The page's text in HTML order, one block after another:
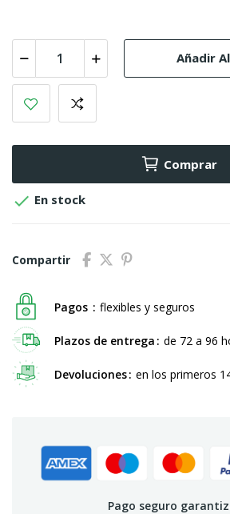
Añadir
Comprar
 En stock
Compartir
Pagos flexibles y seguros
Plazos de entrega de 72 a 96
Devoluciones en los primeros
Pago seguro